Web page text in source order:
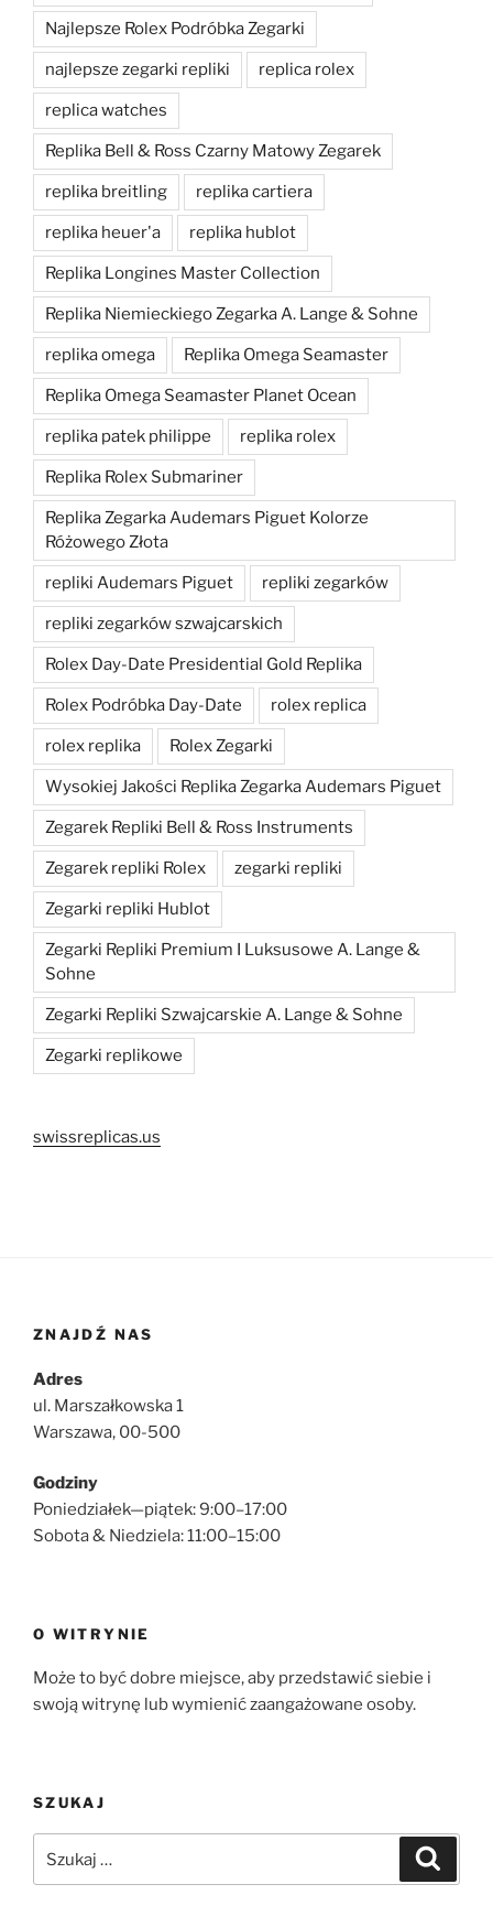
Najlepsze Rolex Podróbka Zegarki
najlepsze zegarki repliki replica rolex
replica watches
Replika Bell & Ross Czarny Matowy Zegarek
replika breitling replika cartiera
replika heuer'a replika hublot
Replika Longines Master Collection
Replika Niemieckiego Zegarka A. Lange & Sohne
replika omega Replika Omega Seamaster
Replika Omega Seamaster Planet Ocean
replika patek philippe replika rolex
Replika Rolex Submariner
Replika Zegarka Audemars Piguet Kolorze
Różowego Złota
repliki Audemars Piguet repliki zegarków
repliki zegarków szwajcarskich
Rolex Day-Date Presidential Gold Replika
Rolex Podróbka Day-Date rolex replica
rolex replika Rolex Zegarki
Wysokiej Jakości Replika Zegarka Audemars Piguet
Zegarek Repliki Bell & Ross Instruments
Zegarek repliki Rolex zegarki repliki
Zegarki repliki Hublot
Zegarki Repliki Premium I Luksusowe A. Lange &
Sohne
Zegarki Repliki Szwajcarskie A. Lange & Sohne
Zegarki replikowe
swissreplicas.us
ZNAJDŹ NAS
Adres
ul. Marszałkowska 1
Warszawa, 00-500
Godziny
Poniedziałek—piątek: 9:00–17:00
Sobota & Niedziela: 11:00–15:00
O WITRYNIE
Może to być dobre miejsce, aby przedstawić siebie i
swoją witrynę lub wymienić zaangażowane osoby.
SZUKAJ